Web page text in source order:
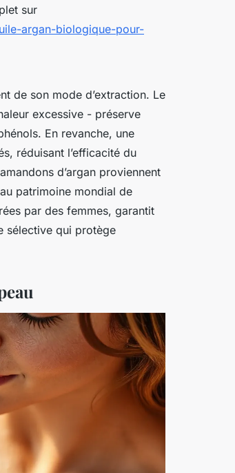
sur
argan-biologique-pour-
de son mode d’extraction. Le
excessive - préserve
En revanche, une
réduisant l’efficacité du
d’argan proviennent
patrimoine mondial de
par des femmes, garantit
sélective qui protège